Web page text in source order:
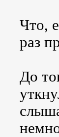
Что,
раз
До